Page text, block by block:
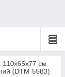
110х65х77 см
(DTM-5583)